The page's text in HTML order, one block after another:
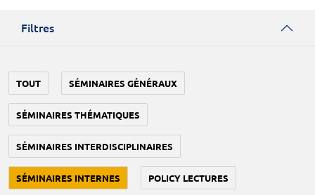
Filtres
TOUT SÉMINAIRES GÉNÉRAUX
SÉMINAIRES THÉMATIQUES
SÉMINAIRES INTERDISCIPLINAIRES
SÉMINAIRES INTERNES POLICY LECTURES